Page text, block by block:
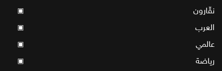
نقّارون ▣
العرب ▣
عالمي ▣
رياضة ▣